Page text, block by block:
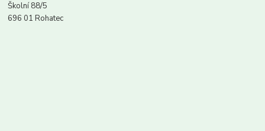
Školní 88/5
696 01 Rohatec